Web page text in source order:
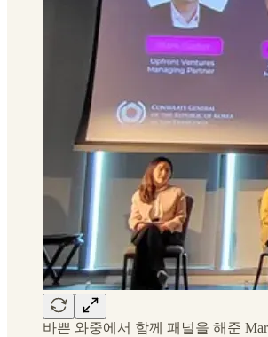
바쁜 와중에서 함께 패널을 해준